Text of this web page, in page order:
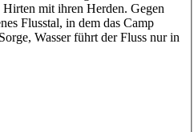
mit ihren Herden. Gegen
Flusstal, in dem das Camp
Wasser führt der Fluss nur in